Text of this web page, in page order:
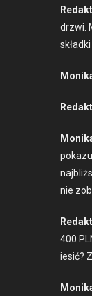
drzwi.
nie
400
iesić?